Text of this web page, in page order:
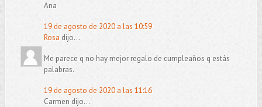
Ana
19 de agosto de 2020 a las 10:59
Rosa dijo...
Me parece q no hay mejor regalo de cumpleaños q estás
palabras.
19 de agosto de 2020 a las 11:16
Carmen dijo...